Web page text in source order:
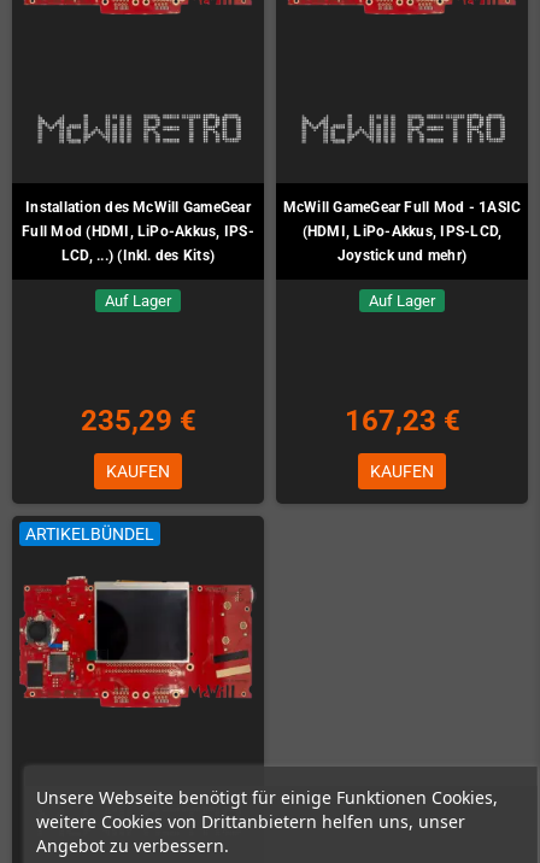
Unsere Webseite benötigt für einige Funktionen Cookies,
weitere Cookies von Drittanbietern helfen uns, unser
Angebot zu verbessern.
Installation des McWill GameGear
Full Mod (HDMI, LiPo-Akkus, IPS-
LCD, ...) (Inkl. des Kits)
Auf Lager
235,29 €
KAUFEN
McWill GameGear Full Mod - 1ASIC
(HDMI, LiPo-Akkus, IPS-LCD,
Joystick und mehr)
Auf Lager
167,23 €
KAUFEN
ARTIKELBÜNDEL